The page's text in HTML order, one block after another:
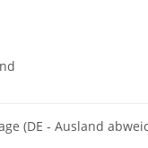
(DE - Ausland